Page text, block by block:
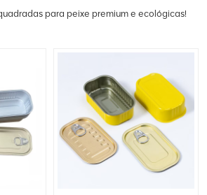
para peixe premium e ecológicas!